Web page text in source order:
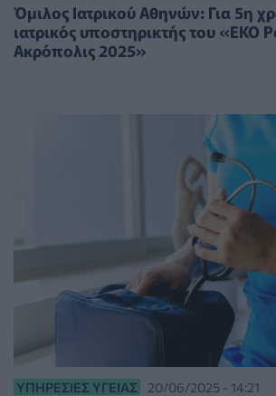
Όμιλος Ιατρικού Αθηνών: Για 5η
ιατρικός υποστηρικτής του «ΕΚΟ
Ακρόπολις 2025»
ΥΠΗΡΕΣΊΕΣ ΥΓΕΊΑΣ 20/06/2025 - 14:21